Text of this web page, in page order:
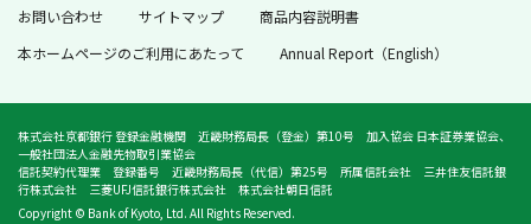
お問い合わせ サイトマップ
商品内容説明書
本ホームページのご利用にあたって
Annual Report（English）
株式会社京都銀行 登録金融機関 近畿財務局長（登金）第10号 加入協会 日本証券業協会、
一般社団法人金融先物取引業協会
信託契約代理業 登録番号 近畿財務局長（代信）第25号 所属信託会社 三井住友信託銀
行株式会社 三菱UFJ信託銀行株式会社 株式会社朝日信託
Copyright © Bank of Kyoto, Ltd. All Rights Reserved.